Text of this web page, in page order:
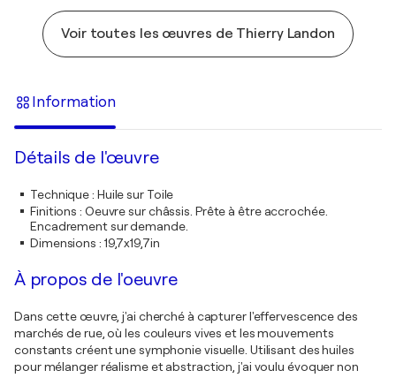
Voir toutes les œuvres de Thierry Landon
Information
Détails de l'œuvre
Technique: Huile sur Toile
Finitions : Oeuvre sur châssis. Prête à être accrochée.
Encadrement sur demande.
Dimensions : 19,7x19,7in
À propos de l'oeuvre
Dans cette œuvre, j'ai cherché à capturer l'effervescence des
marchés de rue, où les couleurs vives et les mouvements
constants créent une symphonie visuelle. Utilisant des huiles
pour mélanger réalisme et abstraction, j'ai voulu évoquer non